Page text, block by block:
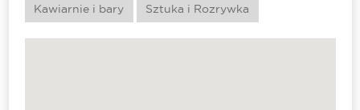
Kawiarnie i bary Sztuka i Rozrywka